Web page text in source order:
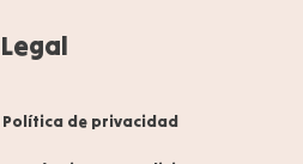
Legal
Política de privacidad